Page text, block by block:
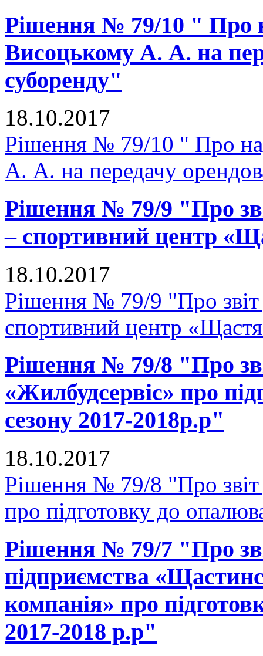
Рішення № 79/10 " Про
Висоцькому А. А. на
суборенду"
18.10.2017
Рішення № 79/10 " Про
А. А. на передачу
Рішення № 79/9 "Про
– спортивний центр
18.10.2017
Рішення № 79/9 "Про
спортивний центр
Рішення № 79/8 "Про
«Жилбудсервіс» про
сезону 2017-2018р.р"
18.10.2017
Рішення № 79/8 "Про
про підготовку до
Рішення № 79/7 "Про
підприємства
компанія» про
2017-2018 р.р"